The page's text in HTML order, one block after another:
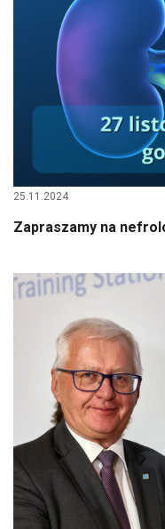
25.11.2024
Zapraszamy na